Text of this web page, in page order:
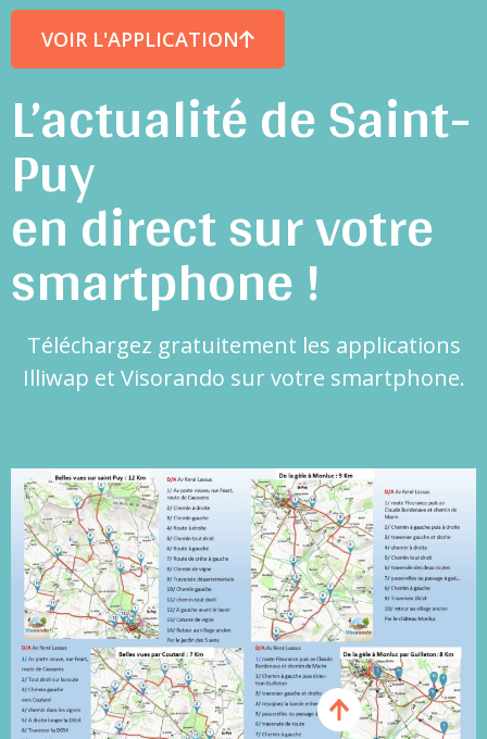
VOIR L'APPLICATION
L’actualité de Saint-
Puy
en direct sur votre
smartphone !
Téléchargez gratuitement les applications
Illiwap et Visorando sur votre smartphone.